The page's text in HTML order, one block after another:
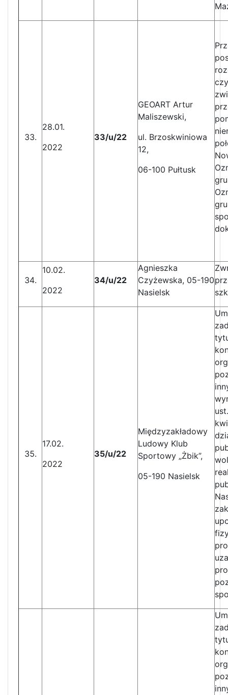
28.01.
2022
33/u/22
GEOART Artur
Maliszewski,
ul. Brzoskwiniowa
12,
06-100 Pułtusk
10.02.
2022
34/u/22
Agnieszka
Czyżewska, 05-190
Nasielsk
17.02.
2022
35/u/22
Międzyzakładowy
Ludowy Klub
Sportowy „Żbik”,
05-190 Nasielsk